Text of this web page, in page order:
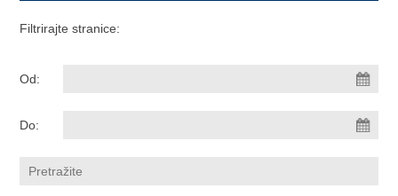
Filtrirajte stranice:
Od:
Do: